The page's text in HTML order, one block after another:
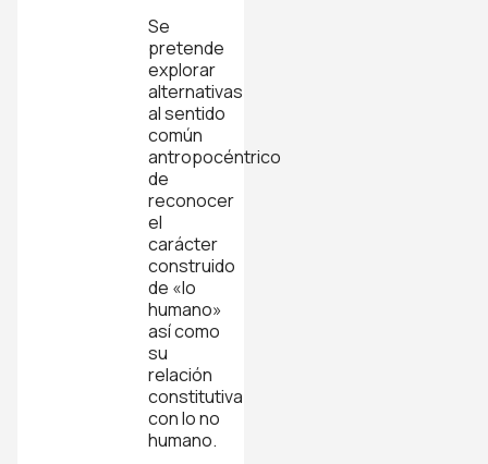
Se
pretende
explorar
alternativas
al sentido
común
antropocéntrico
de
reconocer
el
carácter
construido
de «lo
humano»
así como
su
relación
constitutiva
con lo no
humano.